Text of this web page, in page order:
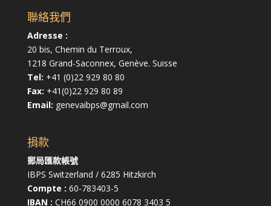
聯絡我們
Adresse :
20 bis, Chemin du Terroux,
1218 Grand-Saconnex, Genève. Suisse
Tel: +41 (0)22 929 80 80
Fax: +41(0)22 929 80 89
Email: genevaibps@gmail.com
捐款
郵局匯款帳號
IBPS Switzerland / 6285 Hitzkirch
Compte : 60-783403-5
IBAN : CH66 0900 0000 6078 3403 5